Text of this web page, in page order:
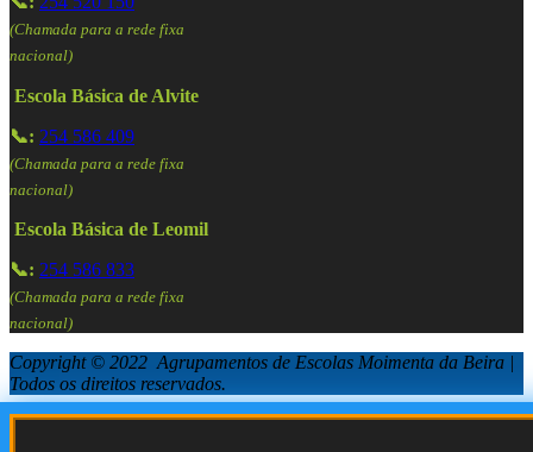
(Chamada para a rede fixa
nacional)
Escola Básica de Alvite
📞: 254 586 409
(Chamada para a rede fixa
nacional)
Escola Básica de Leomil
📞: 254 586 833
(Chamada para a rede fixa
nacional)
Copyright © 2022 Agrupamentos de Escolas Moimenta da Beira |
Todos os direitos reservados.